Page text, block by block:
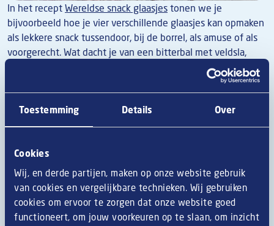
Toestemming Details Over
Cookies
Wij, en derde partijen, maken op onze website gebruik
van cookies en vergelijkbare technieken. Wij gebruiken
cookies om ervoor te zorgen dat onze website goed
functioneert, om jouw voorkeuren op te slaan, om inzicht
In het receptWereldse snack glaasjestonen we je
bijvoorbeeld hoe je vier verschillende glaasjes kan opmaken
als lekkere snack tussendoor, bij de borrel, als amuse of als
voorgerecht. Wat dacht je van een bitterbal met veldsla,
hummus en granaatappelpitjes? Lekker én gemakkelijk klaar
Tip:experimenteren is de boodschap, maar verlies daarbij je
hoofdingrediënten van je gerecht steeds herkenbaar zijn.
Kleuren brengen een gerecht tot leven
Kleuren op een bord doen vaak wonderen. Je gerecht
springt eruit en je gasten kijken verwonderd als je hun